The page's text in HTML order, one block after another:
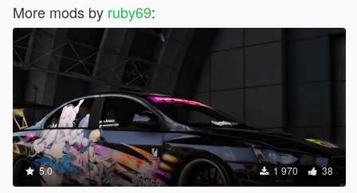
More mods by ruby69:
5.0 1 970 38